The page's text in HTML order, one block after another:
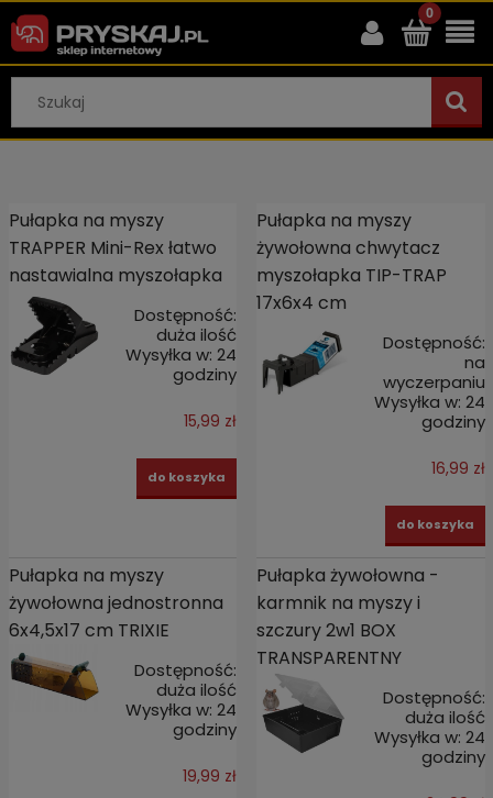
Pułapka na myszy
TRAPPER Mini-Rex łatwo
nastawialna myszołapka
Dostępność:
duża ilość
Wysyłka w: 24
godziny
15,99 zł
do koszyka
Pułapka na myszy
żywołowna chwytacz
myszołapka TIP-TRAP
17x6x4 cm
Dostępność:
na
wyczerpaniu
Wysyłka w: 24
godziny
16,99 zł
do koszyka
Pułapka na myszy
żywołowna jednostronna
6x4,5x17 cm TRIXIE
Dostępność:
duża ilość
Wysyłka w: 24
godziny
19,99 zł
Pułapka żywołowna -
karmnik na myszy i
szczury 2w1 BOX
TRANSPARENTNY
Dostępność:
duża ilość
Wysyłka w: 24
godziny